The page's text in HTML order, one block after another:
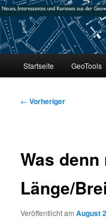
Zum
primären
Inhalt
springen
mikeE's GeoBlog
Startseite GeoTools
Beitragsnavigation
← Vorheriger
Was
Länge/
Veröffentlicht amAugust